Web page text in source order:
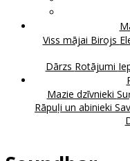
Viss mājai Birojs
Dārzs Rotājumi
Mazie dzīvnieki
Rāpuļi un abinieki